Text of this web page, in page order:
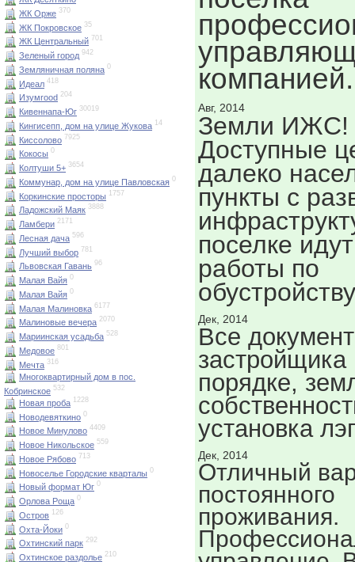
ЖК Орже 370
ЖК Покровское 35
ЖК Центральный 701
Зеленый город 942
Земляничная поляна 0
Идеал 418
Изумrood 204
Кивеннапа-Юг 30019
Кингисепп, дом на улице Жукова 14
Киссолово 7925
Кокосы 0
Колтуши 5+ 3654
Коммунар, дом на улице Павловская 0
Коркинские просторы 1757
Ладожский Маяк 3888
Ламбери 2171
Лесная дача 596
Лучший выбор 781
Львовская Гавань 96
Малая Вайя 0
Малая Вайя 0
Малая Малиновка 6177
Малиновые вечера 2070
Мариинская усадьба 528
Медовое 801
Мечта 316
Многоквартирный дом в пос.
Кобринское 532
Новая проба 1228
Новодевяткино 0
Новое Минулово 4409
Новое Никольское 559
Новое Рябово 713
Новоселье Городские кварталы 0
Новый формат Юг 0
Орлова Роща 0
Остров 126
Охта-Йоки 0
Охтинский парк 292
Охтинское раздолье 210
компанией.
Авг, 2014
Земли ИЖС!
Доступные
далеко
пункты с
поселке
работы по
Дек, 2014
Все
застройщика
порядке,
установка
Дек, 2014
Отличный
постоянного
проживания.